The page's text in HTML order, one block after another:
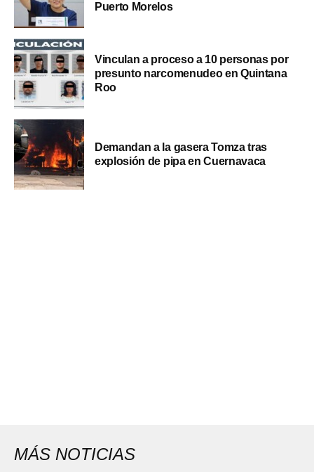
Puerto Morelos
Vinculan a proceso a 10 personas por
presunto narcomenudeo en Quintana
Roo
Demandan a la gasera Tomza tras
explosión de pipa en Cuernavaca
MÁS NOTICIAS